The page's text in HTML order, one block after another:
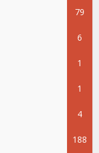
79
6
1
1
4
188